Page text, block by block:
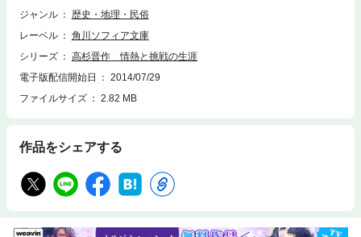
ジャンル
歴史・地理・民俗
レーベル
角川ソフィア文庫
シリーズ
高杉晋作 情熱と挑戦の生涯
電子版配信開始日
2014/07/29
ファイルサイズ
2.82 MB
作品をシェアする